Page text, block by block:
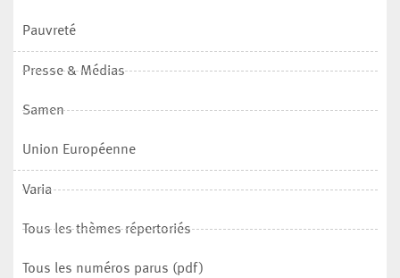
Pauvreté
Presse & Médias
Samen
Union Européenne
Varia
Tous les thèmes répertoriés
Tous les numéros parus (pdf)